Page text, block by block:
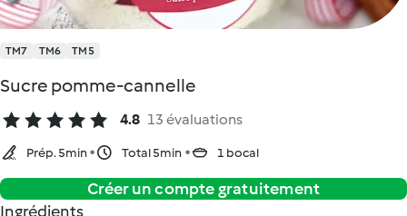
TM7 TM6 TM5
Sucre pomme-cannelle
4.8 13 évaluations
Prép. 5min Total 5min 1 bocal
Créer un compte gratuitement
Ingrédients